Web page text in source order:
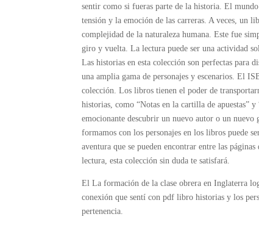
sentir como si fueras parte de la historia. El
tensión y la emoción de las carreras. A veces, un
complejidad de la naturaleza humana. Este fue
giro y vuelta. La lectura puede ser una actividad
Las historias en esta colección son perfectas para
una amplia gama de personajes y escenarios. El
colección. Los libros tienen el poder de
historias, como “Notas en la cartilla de apuestas”
emocionante descubrir un nuevo autor o un
formamos con los personajes en los libros puede
aventura que se pueden encontrar entre las
lectura, esta colección sin duda te satisfará.
El La formación de la clase obrera en Inglaterra
conexión que sentí con pdf libro historias y los
pertenencia.